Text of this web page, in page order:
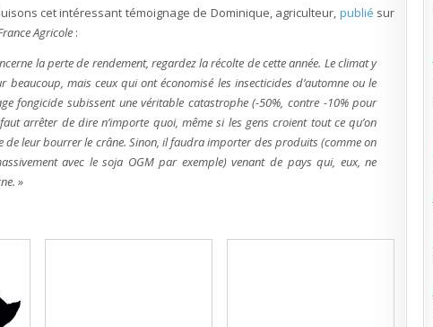
ont
de
chute
rendements
cet intéressant témoignage de Dominique, agriculteur, publié sur
Agricole :
la perte de rendement, regardez la récolte de cette année. Le climat y
beaucoup, mais ceux qui ont économisé les insecticides d’automne ou le
fongicide subissent une véritable catastrophe (-50%, contre -10% pour
arrêter de dire n’importe quoi, même si les gens croient tout ce qu’on
de leur bourrer le crâne. Sinon, il faudra importer des produits (comme on
avec le soja OGM par exemple) venant de pays qui, eux, ne
»